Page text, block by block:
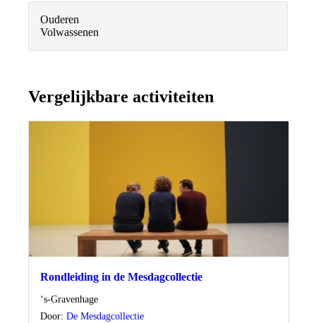
Ouderen
Volwassenen
Vergelijkbare activiteiten
Rondleiding in de Mesdagcollectie
Locatie
‘s-Gravenhage
Door: De Mesdagcollectie